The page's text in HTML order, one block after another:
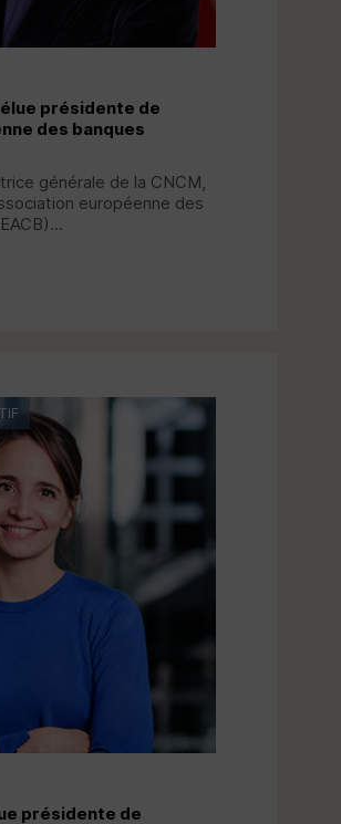
présidente de
des banques
générale de la CNCM,
européenne des
EACB)...
présidente de